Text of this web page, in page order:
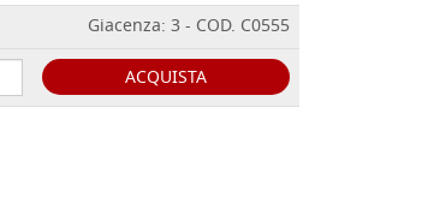
Giacenza: 3 - COD. C0555
ACQUISTA